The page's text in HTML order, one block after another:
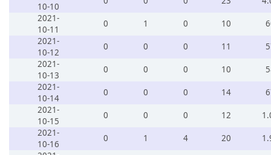
10-10
2021-
10-11
0 1 0 10
2021-
10-12
0 0 0 11
2021-
10-13
0 0 0 10
2021-
10-14
0 0 0 14
2021-
10-15
0 0 0 12
2021-
10-16
0 1 4 20